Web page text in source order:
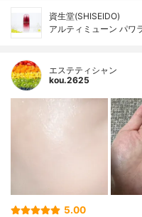
資生堂(SHISEIDO)
アルティミューン パワ
エステティシャン
kou.2625
5.00